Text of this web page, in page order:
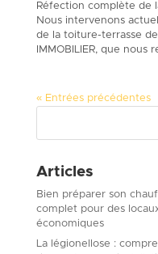
Réfection complète de
Nous intervenons
de la toiture-terrasse
IMMOBILIER, que nous
« Entrées précédentes
Articles
Bien préparer son
complet pour des
économiques
La légionellose :